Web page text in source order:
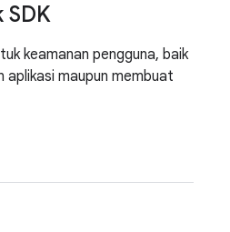
SDK
keamanan pengguna, baik
aplikasi maupun membuat